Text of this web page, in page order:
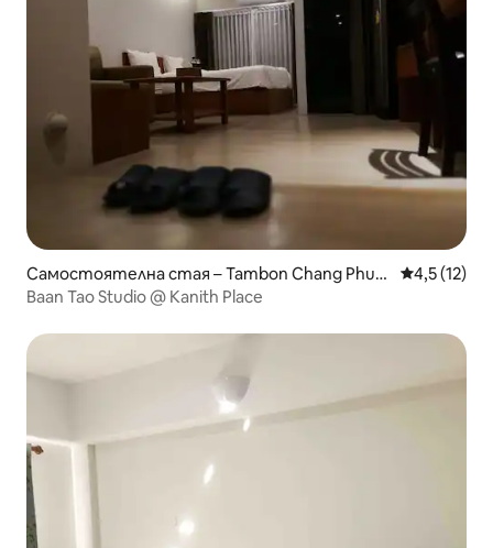
Самостоятелна стая – Tambon Chang Phue
ak
Средна
4,5 (12)
Baan Tao Studio @ Kanith Place